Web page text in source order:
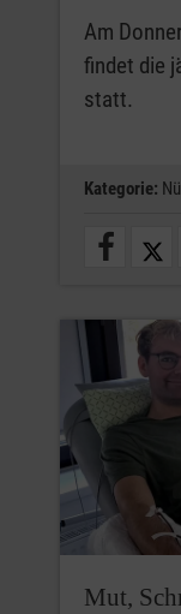
Am
findet die
statt.
Kategorie:
Mut,